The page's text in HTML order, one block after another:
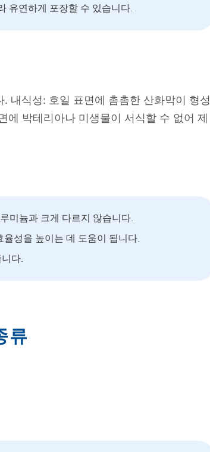
유연하게 포장할 수 있습니다.
내식성: 호일 표면에 촘촘한 산화막이 형성
에 박테리아나 미생물이 서식할 수 없어 제
미늄과 크게 다르지 않습니다.
성을 높이는 데 도움이 됩니다.
다.
류